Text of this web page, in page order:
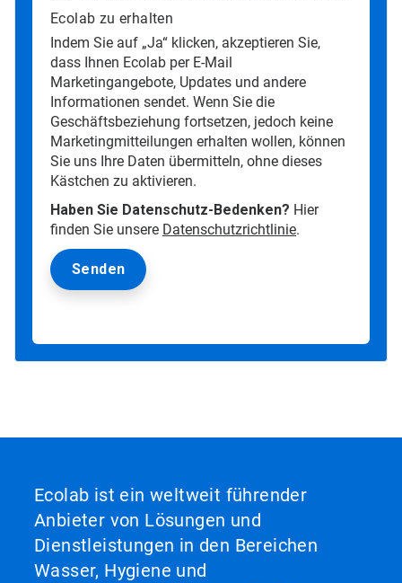
Ecolab zu erhalten
Indem Sie auf „Ja“ klicken, akzeptieren Sie,
dass Ihnen Ecolab per E-Mail
Marketingangebote, Updates und andere
Informationen sendet. Wenn Sie die
Geschäftsbeziehung fortsetzen, jedoch keine
Marketingmitteilungen erhalten wollen, können
Sie uns Ihre Daten übermitteln, ohne dieses
Kästchen zu aktivieren.
Haben Sie Datenschutz-Bedenken? Hier
finden Sie unsere Datenschutzrichtlinie.
Ecolab ist ein weltweit führender
Anbieter von Lösungen und
Dienstleistungen in den Bereichen
Wasser, Hygiene und